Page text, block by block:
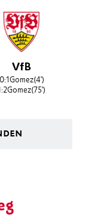
VfB
0:1Gomez(4')
Gomez(75')